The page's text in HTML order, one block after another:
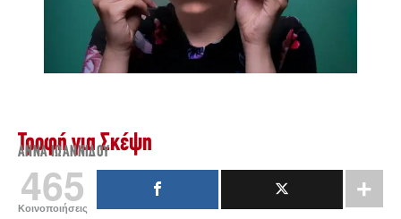
Τροφή για Σκέψη
ΆΝΝΑ ΙΩΑΝΝΊΔΟΥ
465
Κοινοποιήσεις